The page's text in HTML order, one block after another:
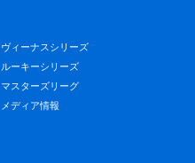
ヴィーナスシリーズ
ルーキーシリーズ
マスターズリーグ
メディア情報